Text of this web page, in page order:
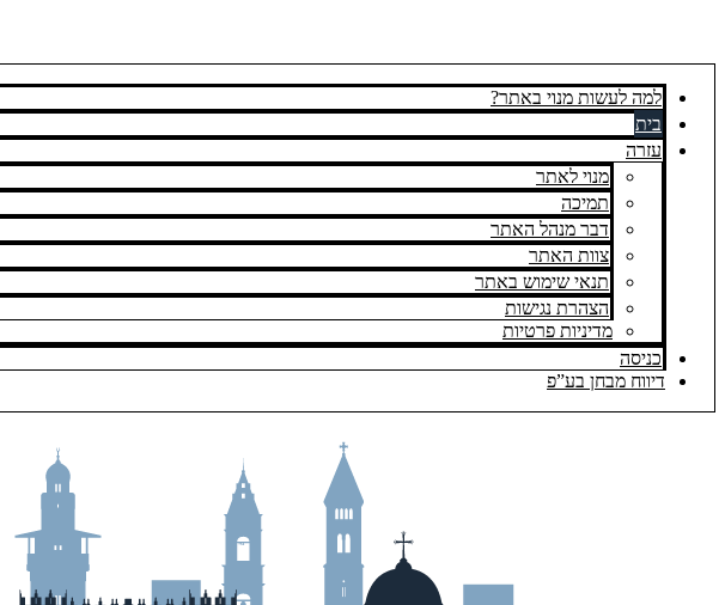
למה לעשות מנוי באתר?
בית
עזרה
מנוי לאתר
תמיכה
דבר מנהל האתר
צוות האתר
תנאי שימוש באתר
הצהרת נגישות
מדיניות פרטיות
כניסה
דיווח מבחן בע”פ